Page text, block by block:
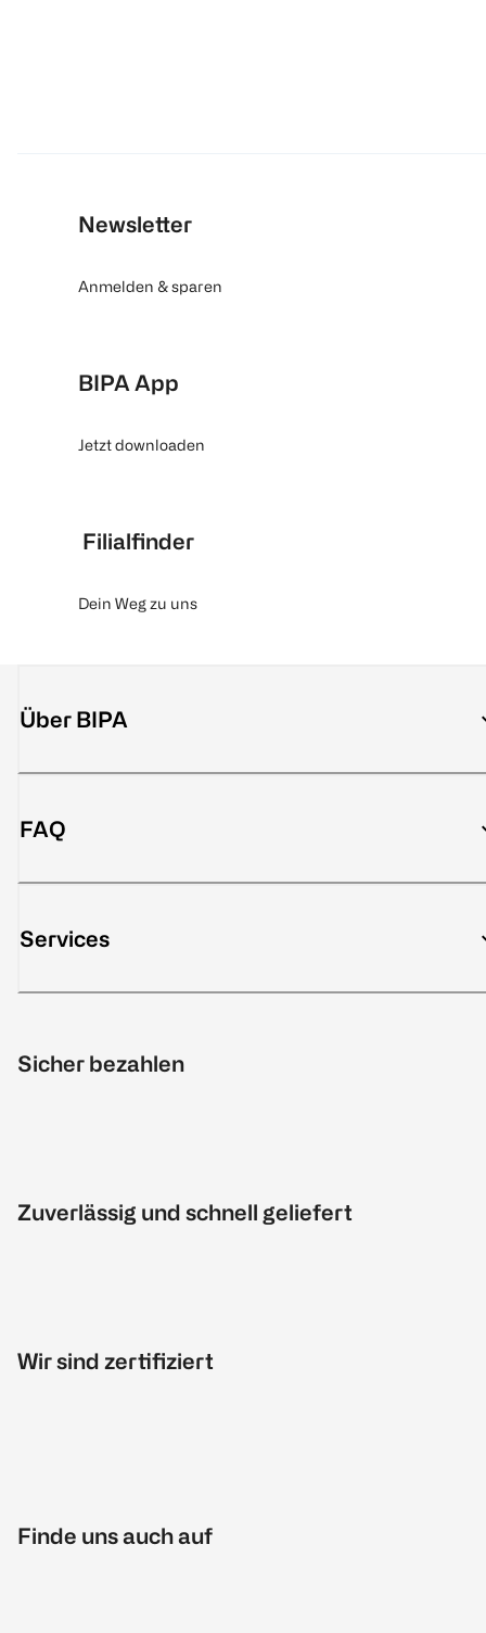
Newsletter
Anmelden & sparen
BIPA App
Jetzt downloaden
Filialfinder
Dein Weg zu uns
Über BIPA
FAQ
Services
Sicher bezahlen
Zuverlässig und schnell geliefert
Wir sind zertifiziert
Finde uns auch auf